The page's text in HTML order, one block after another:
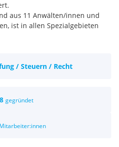
aus 11 Anwälten/innen und
ist in allen Spezialgebieten
/ Steuern / Recht
gegründet
Mitarbeiter:innen